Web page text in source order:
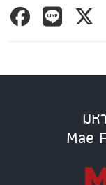
มห
Mae